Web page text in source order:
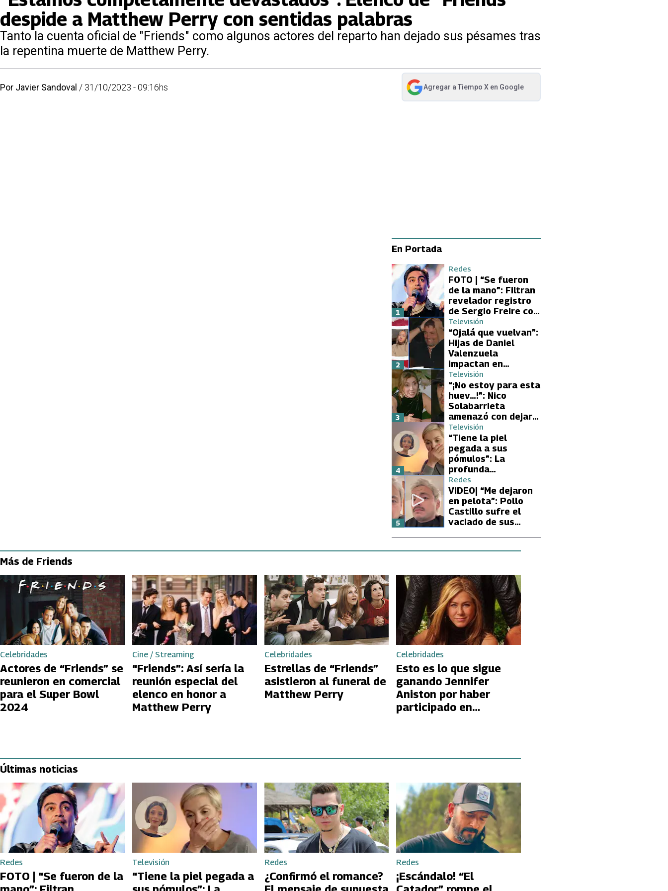
despide a Matthew Perry con sentidas palabras
Tanto la cuenta oficial de "Friends" como algunos actores del reparto han dejado sus pésames tras
la repentina muerte de Matthew Perry.
Por Javier Sandoval / 31/10/2023 - 09:16hs Agregar a Tiempo Xen Google
abre en nueva pestaña
En Portada
Redes
FOTO | “Se fueron
de la mano”: Filtran
revelador registro
de Sergio Freire con
supuesta nueva
conquista
1
Televisión
“Ojalá que vuelvan”:
Hijas de Daniel
Valenzuela
impactan en
Volverías con tu Ex
2 con directa
petición a su papá
sobre Yamila Reyna
2
Televisión
“¡No estoy para esta
huev…!”: Nico
Solabarrieta
amenazó con dejar
Volverías con tu Ex
tras encontrón con
Carmen Gloria
Arroyo
3
Televisión
“Tiene la piel
pegada a sus
pómulos”: La
profunda
preocupación de
Fran García-
Huidobro por la
extrema delgadez
de Kathy Orellana
4
Redes
VIDEO| “Me dejaron
en pelota”: Pollo
Castillo sufre el
vaciado de sus
5
Más de Friends
Celebridades
Actores de “Friends” se
reunieron en comercial
para el Super Bowl
2024
Cine / Streaming
“Friends”: Así sería la
reunión especial del
elenco en honor a
Matthew Perry
Celebridades
Estrellas de “Friends”
asistieron al funeral de
Matthew Perry
Celebridades
Esto es lo que sigue
ganando Jennifer
Aniston por haber
participado en
Últimas noticias
Redes
FOTO | “Se fueron de la
Televisión
“Tiene la piel pegada a
Redes
¿Confirmó el romance?
Redes
¡Escándalo! “El